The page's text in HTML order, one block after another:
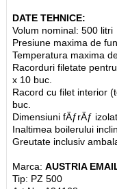
DATE TEHNICE:
Volum nominal: 500 litri
Presiune maxima de
Temperatura maxima
Racorduri filetate
x 10 buc.
Racord cu filet interior
buc.
Dimensiuni fÄƒrÄƒ
Inaltimea boilerului
Greutate inclusiv
Marca:AUSTRIA
Tip: PZ 500